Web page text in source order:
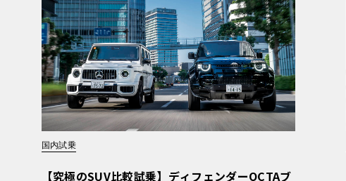
国内試乗
【究極のSUV比較試乗】ディフェンダーOCTAブ